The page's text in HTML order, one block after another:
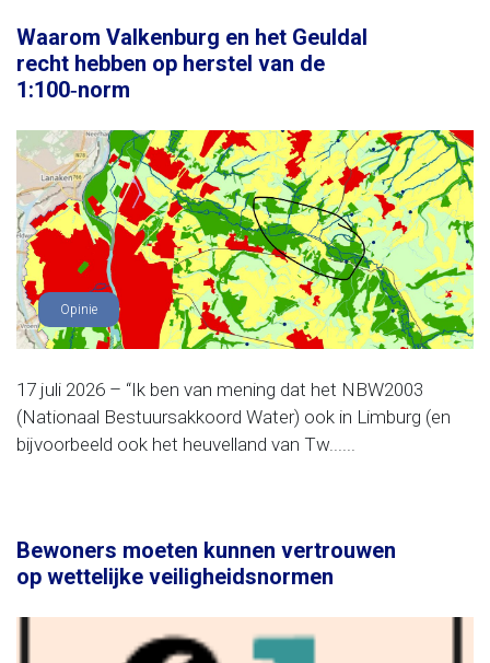
Waarom Valkenburg en het Geuldal
recht hebben op herstel van de
1:100‑norm
Opinie
17 juli 2026 – “Ik ben van mening dat het NBW2003
(Nationaal Bestuursakkoord Water) ook in Limburg (en
bijvoorbeeld ook het heuvelland van Tw......
Bewoners moeten kunnen vertrouwen
op wettelijke veiligheidsnormen